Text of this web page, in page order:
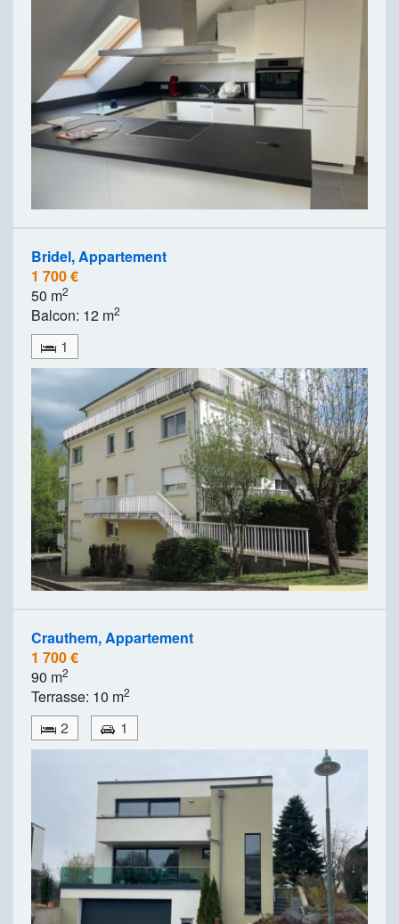
Bridel, Appartement
1 700 €
50 m2
Balcon: 12 m2
1
Crauthem, Appartement
1 700 €
90 m2
Terrasse: 10 m2
2 1